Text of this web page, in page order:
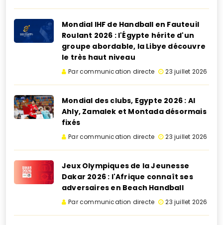
Mondial IHF de Handball en Fauteuil
Roulant 2026 : l'Égypte hérite d'un
groupe abordable, la Libye découvre
le très haut niveau
Par communication directe 23 juillet 2026
Mondial des clubs, Egypte 2026 : Al
Ahly, Zamalek et Montada désormais
fixés
Par communication directe 23 juillet 2026
Jeux Olympiques de la Jeunesse
Dakar 2026 : l'Afrique connaît ses
adversaires en Beach Handball
Par communication directe 23 juillet 2026